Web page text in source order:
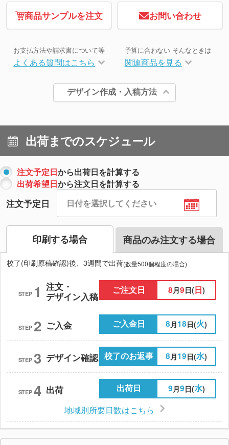
商品サンプルを注文 お問い合わせ
お支払方法や請求書について等
よくある質問はこちら
予算に合わない そんなときは
関連商品を見る
デザイン作成・入稿方法
出荷までのスケジュール
注文予定日から出荷日を計算する
出荷希望日から注文日を計算する
注文予定日
印刷する場合 商品のみ注文する場合
校了(印刷原稿確認)後、3週間で出荷(数量500個程度の場合)
STEP 1 注文・
デザイン入稿
ご注文日 8月9日(日)
STEP 2 ご入金 ご入金日 8 月18日(火)
STEP 3 デザイン確認 校了のお返事 8 月19日(水)
STEP 4 出荷 出荷日 9 月9日(水)
地域別所要日数はこちら